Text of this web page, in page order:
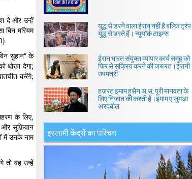
दे और उन्हें
मरियम
सुहान" के
धोखा देगा;
करेंगे;
के लिए,
और सुफ़ियान
में उनके नाम
तो वह उन्हें
युद्ध से डरने वाला ईरान नहीं है बल्कि ट्रंप
युद्ध से डरते हैं। न्यूयॉर्क टाइम्स
ईरान भारत संयुक्त व्यापार कार्य समूह को
फिर से सक्रिय करने की जरूरत।ईरानी
उपमंत्री
हज़रत इमाम हुसैन अ.स. पूरी मानवता के
लिए निजात की कश्ती हैं।इमाम ए जुमआ
अरदबील
इस्लामी केंद्रों का परिचय